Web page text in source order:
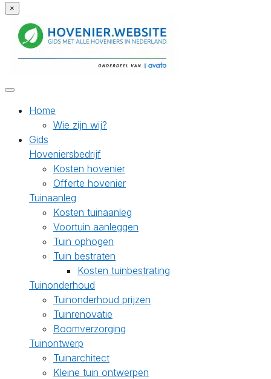
×
Home
Wie zijn wij?
Gids
Hoveniersbedrijf
Kosten hovenier
Offerte hovenier
Tuinaanleg
Kosten tuinaanleg
Voortuin aanleggen
Tuin ophogen
Tuin bestraten
Kosten tuinbestrating
Tuinonderhoud
Tuinonderhoud prijzen
Tuinrenovatie
Boomverzorging
Tuinontwerp
Tuinarchitect
Kleine tuin ontwerpen